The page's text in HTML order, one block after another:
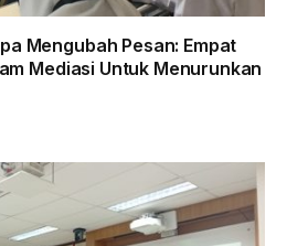
Mengubah Pesan: Empat
Mediasi Untuk Menurunkan